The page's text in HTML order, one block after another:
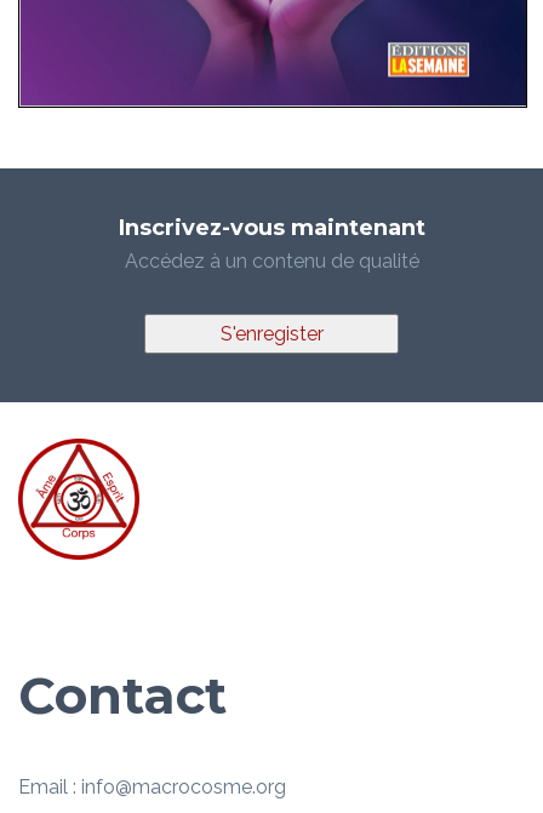
Inscrivez-vous maintenant
Accédez à un contenu de qualité
S'enregister
Contact
Email : info@macrocosme.org